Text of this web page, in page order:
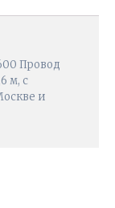
Провод
м, с
и